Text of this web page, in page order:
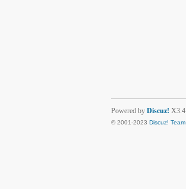
Powered by Discuz! X3.4
© 2001-2023 Discuz! Team